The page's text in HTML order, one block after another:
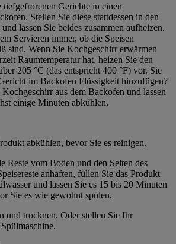
tiefgefrorenen Gerichte in einen
Stellen Sie diese stattdessen in den
lassen Sie beides zusammen aufheizen.
Servieren immer, ob die Speisen
sind. Wenn Sie Kochgeschirr erwärmen
Raumtemperatur hat, heizen Sie den
205 °C (das entspricht 400 °F) vor. Sie
im Backofen Flüssigkeit hinzufügen?
aus dem Backofen und lassen
einige Minuten abkühlen.
abkühlen, bevor Sie es reinigen.
Reste vom Boden und den Seiten des
anhaften, füllen Sie das Produkt
und lassen Sie es 15 bis 20 Minuten
Sie es wie gewohnt spülen.
und trocknen. Oder stellen Sie Ihr